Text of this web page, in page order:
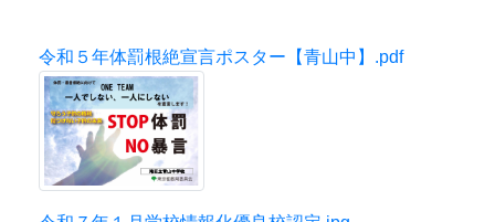
令和５年体罰根絶宣言ポスター【青山中】.pdf